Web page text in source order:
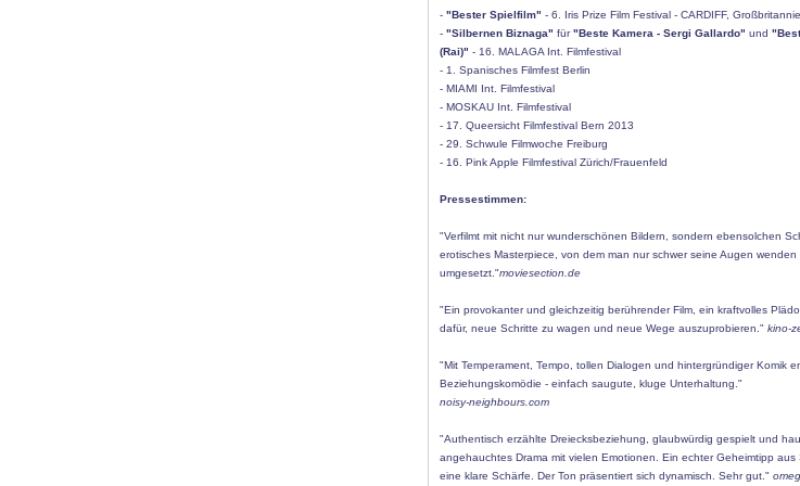
- "Bester Spielfilm" - 6. Iris Prize Film Festival - CARDIFF,
- "Silbernen Biznaga" für"Beste Kamera - Sergi Gallardo" und
(Rai)" - 16. MALAGA Int. Filmfestival
- 1. Spanisches Filmfest Berlin
- MIAMI Int. Filmfestival
- MOSKAU Int. Filmfestival
- 17. Queersicht Filmfestival Bern 2013
- 29. Schwule Filmwoche Freiburg
- 16. Pink Apple Filmfestival Zürich/Frauenfeld
Pressestimmen:
"Verfilmt mit nicht nur wunderschönen Bildern, sondern ebensolchen
erotisches Masterpiece, von dem man nur schwer seine Augen
umgesetzt."moviesection.de
"Ein provokanter und gleichzeitig berührender Film, ein kraftvolles
dafür, neue Schritte zu wagen und neue Wege auszuprobieren." kino-
"Mit Temperament, Tempo, tollen Dialogen und hintergründiger Komik
Beziehungskomödie - einfach saugute, kluge Unterhaltung."
noisy-neighbours.com
"Authentisch erzählte Dreiecksbeziehung, glaubwürdig gespielt und
angehauchtes Drama mit vielen Emotionen. Ein echter Geheimtipp
eine klare Schärfe. Der Ton präsentiert sich dynamisch. Sehr gut."